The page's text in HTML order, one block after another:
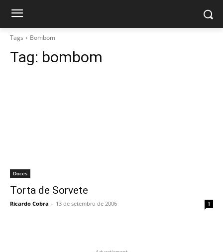
Tags Bombom
Tag: bombom
Doces
Torta de Sorvete
Ricardo Cobra - 13 de setembro de 2006 1